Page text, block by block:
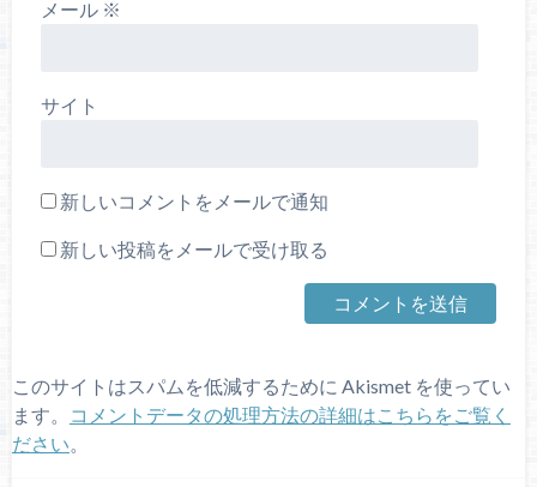
メール ※
サイト
新しいコメントをメールで通知
新しい投稿をメールで受け取る
このサイトはスパムを低減するために Akismet を使ってい
ます。
コメントデータの処理方法の詳細はこちらをご覧く
ださい。